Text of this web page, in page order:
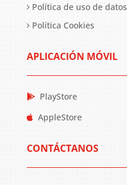
Política de uso de datos
Política Cookies
APLICACIÓN MÓVIL
PlayStore
AppleStore
CONTÁCTANOS